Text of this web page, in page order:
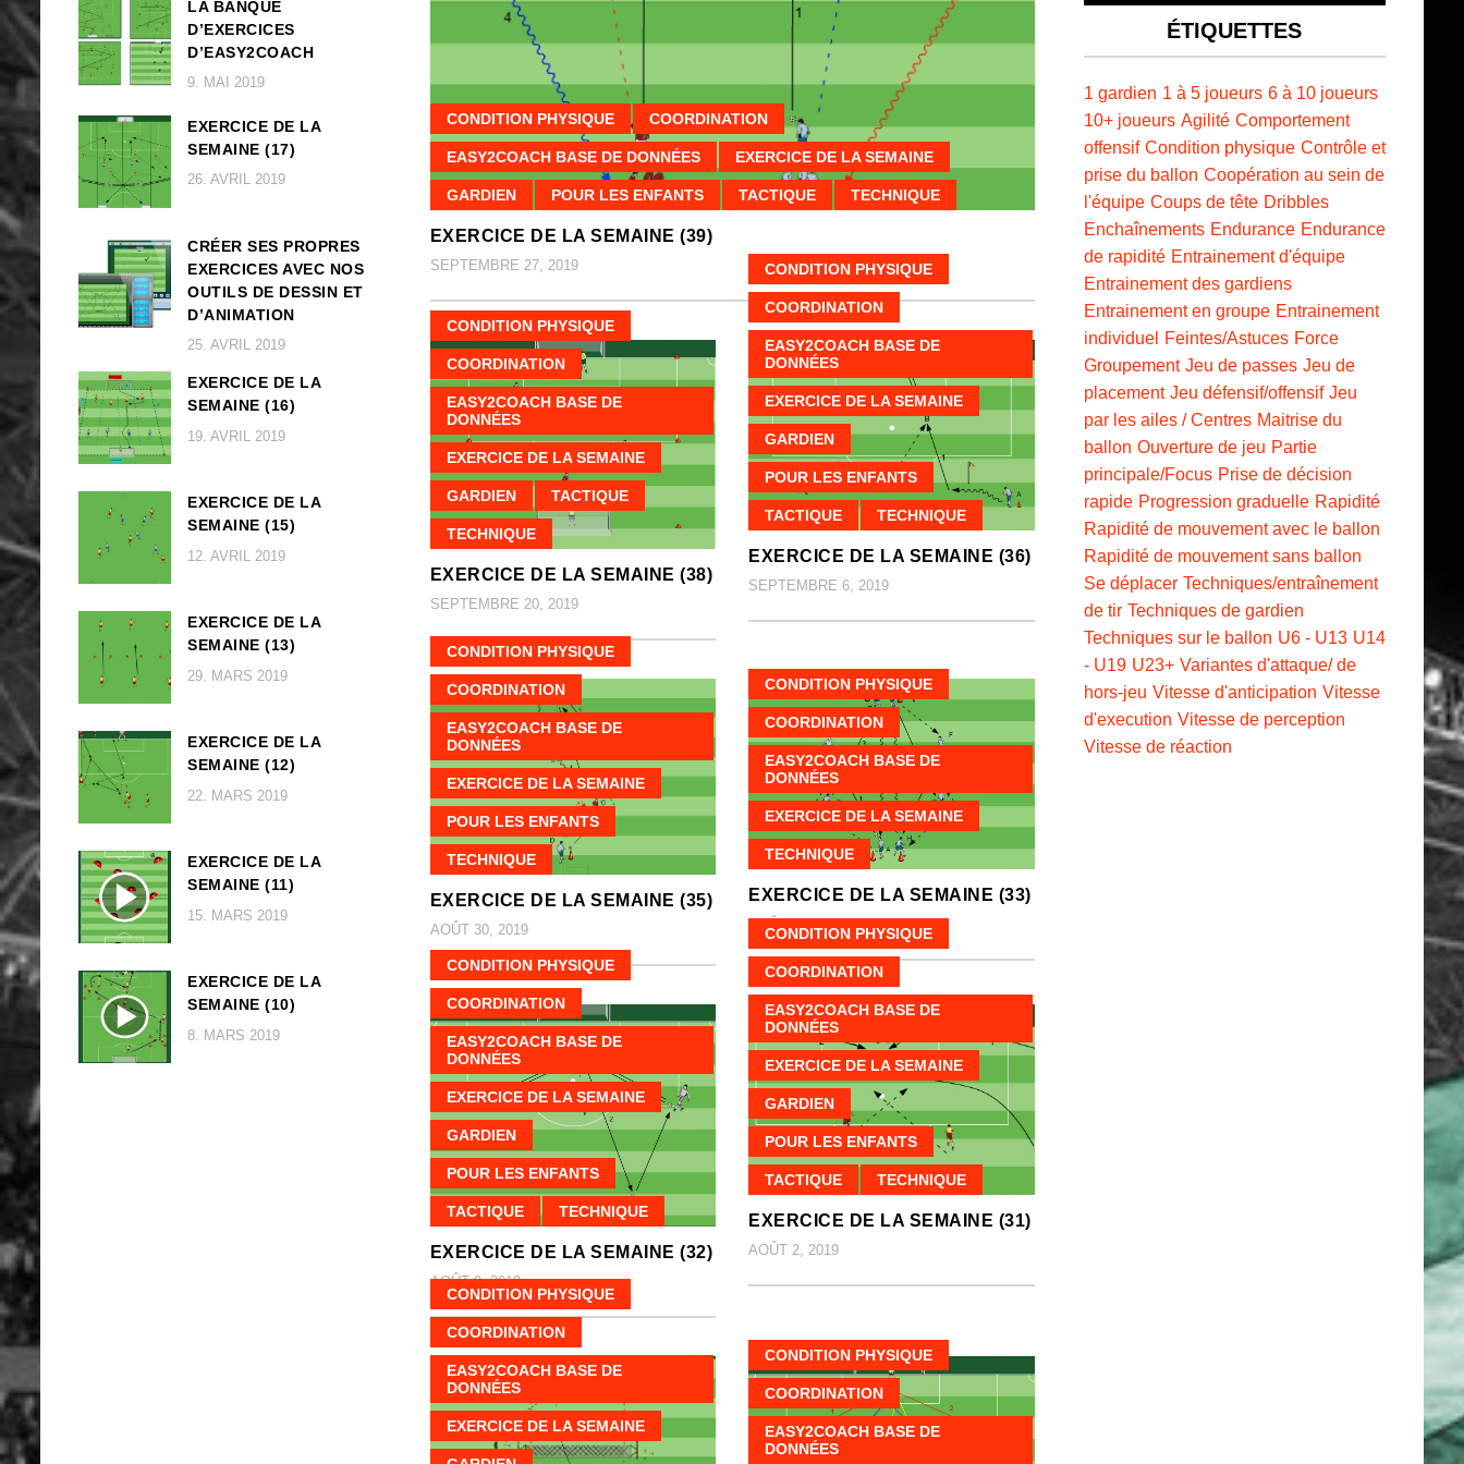
CONDITION PHYSIQUE COORDINATION
EASY2COACH BASE DE DONNÉES EXERCICE DE LA SEMAINE
GARDIEN POUR LES ENFANTS TACTIQUE TECHNIQUE
EXERCICE DE LA SEMAINE (39)
SEPTEMBRE 27, 2019
CONDITION PHYSIQUE
COORDINATION
EASY2COACH BASE DE
DONNÉES
EXERCICE DE LA SEMAINE
GARDIEN TACTIQUE
TECHNIQUE
EXERCICE DE LA SEMAINE (38)
SEPTEMBRE 20, 2019
CONDITION PHYSIQUE
COORDINATION
EASY2COACH BASE DE
DONNÉES
EXERCICE DE LA SEMAINE
GARDIEN
POUR LES ENFANTS
TACTIQUE TECHNIQUE
EXERCICE DE LA SEMAINE (36)
SEPTEMBRE 6, 2019
CONDITION PHYSIQUE
COORDINATION
EASY2COACH BASE DE
DONNÉES
EXERCICE DE LA SEMAINE
POUR LES ENFANTS
TECHNIQUE
EXERCICE DE LA SEMAINE (35)
AOÛT 30, 2019
CONDITION PHYSIQUE
COORDINATION
EASY2COACH BASE DE
DONNÉES
EXERCICE DE LA SEMAINE
TECHNIQUE
EXERCICE DE LA SEMAINE (33)
AOÛT 16, 2019
CONDITION PHYSIQUE
COORDINATION
EASY2COACH BASE DE
DONNÉES
EXERCICE DE LA SEMAINE
GARDIEN
POUR LES ENFANTS
TACTIQUE TECHNIQUE
EXERCICE DE LA SEMAINE (32)
AOÛT 9, 2019
CONDITION PHYSIQUE
COORDINATION
EASY2COACH BASE DE
DONNÉES
EXERCICE DE LA SEMAINE
GARDIEN
POUR LES ENFANTS
TACTIQUE TECHNIQUE
EXERCICE DE LA SEMAINE (31)
AOÛT 2, 2019
CONDITION PHYSIQUE
COORDINATION
EASY2COACH BASE DE
DONNÉES
EXERCICE DE LA SEMAINE
CONDITION PHYSIQUE
COORDINATION
EASY2COACH BASE DE
DONNÉES
LA BANQUE
D’EXERCICES
D’EASY2COACH
9. MAI 2019
EXERCICE DE LA
SEMAINE (17)
26. AVRIL 2019
CRÉER SES PROPRES
EXERCICES AVEC NOS
OUTILS DE DESSIN ET
D’ANIMATION
25. AVRIL 2019
EXERCICE DE LA
SEMAINE (16)
19. AVRIL 2019
EXERCICE DE LA
SEMAINE (15)
12. AVRIL 2019
EXERCICE DE LA
SEMAINE (13)
29. MARS 2019
EXERCICE DE LA
SEMAINE (12)
22. MARS 2019
EXERCICE DE LA
SEMAINE (11)
15. MARS 2019
EXERCICE DE LA
SEMAINE (10)
8. MARS 2019
ÉTIQUETTES
1 gardien 1 à 5 joueurs 6 à 10 joueurs
10+ joueurs Agilité Comportement
offensif Condition physique Contrôle et
prise du ballon Coopération au sein de
l'équipe Coups de tête Dribbles
Enchaînements Endurance Endurance
de rapidité Entrainement d'équipe
Entrainement des gardiens
Entrainement en groupe Entrainement
individuel Feintes/Astuces Force
Groupement Jeu de passes Jeu de
placement Jeu défensif/offensif Jeu
par les ailes / Centres Maitrise du
ballon Ouverture de jeu Partie
principale/Focus Prise de décision
rapide Progression graduelle Rapidité
Rapidité de mouvement avec le ballon
Rapidité de mouvement sans ballon
Se déplacer Techniques/entraînement
de tir Techniques de gardien
Techniques sur le ballon U6 - U13 U14
- U19 U23+ Variantes d'attaque/ de
hors-jeu Vitesse d'anticipation Vitesse
d'execution Vitesse de perception
Vitesse de réaction